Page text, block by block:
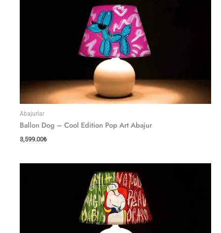
Abajurlar
Ballon Dog – Cool Edition Pop Art Abajur
3,599.00₺